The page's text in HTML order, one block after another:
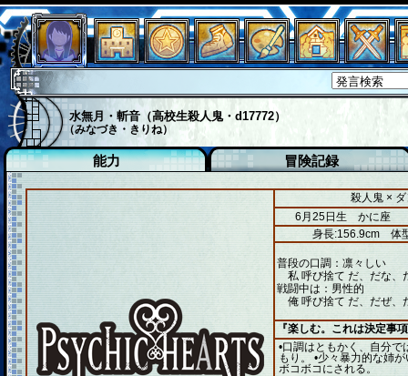
水無月・斬音（高校生殺人鬼・d17772）
（みなづき・きりね）
能力 冒険記録
殺人鬼 ×
6月25日生 かに座
身長:156.9cm 体
普段の口調：凛々しい
私 呼び捨て だ、だな、
戦闘中は：男性的
俺 呼び捨て だ、だぜ、
『楽しむ。これは決定事
•口調はともかく、自分
もり。 •少々暴力的な姉
ボコボコにされる。